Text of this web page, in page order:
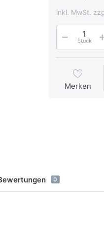
inkl. MwSt.
Stück
Merken
0